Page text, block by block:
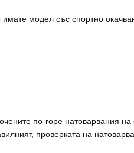
модел със спортно
по-горе натоварвания
проверката на